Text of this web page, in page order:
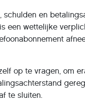
en
een wettelijke
op te vragen, om
te sluiten.